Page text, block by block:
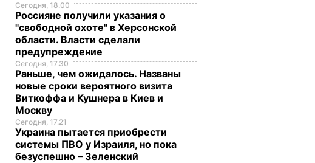
Сегодня, 18.00
Россияне получили указания о
"свободной охоте" в Херсонской
области. Власти сделали
предупреждение
Сегодня, 17.30
Раньше, чем ожидалось. Названы
новые сроки вероятного визита
Виткоффа и Кушнера в Киев и
Москву
Сегодня, 17.21
Украина пытается приобрести
системы ПВО у Израиля, но пока
безуспешно – Зеленский